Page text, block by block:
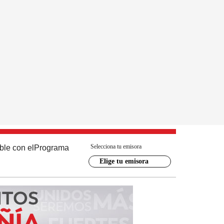
con el Programa Selecciona tu emisora
Elige tu emisora